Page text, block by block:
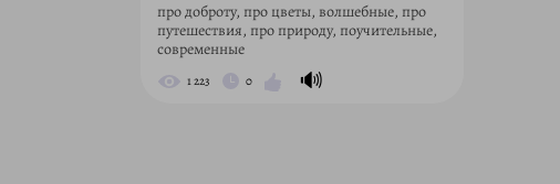
про доброту, про цветы, волшебные, про
путешествия, про природу, поучительные,
современные
1 223 0 🔊